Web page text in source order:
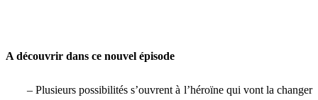
A découvrir dans ce nouvel épisode
– Plusieurs possibilités s’ouvrent à l’héroïne qui vont la changer